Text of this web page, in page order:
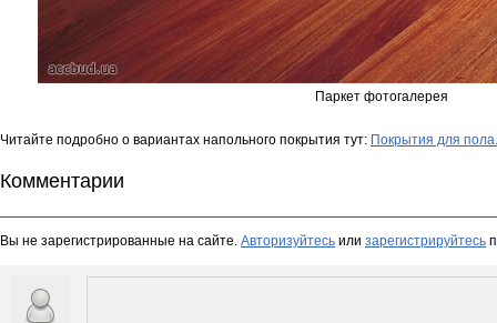
Паркет фотогалерея
Читайте подробно о вариантах напольного покрытия тут: Покрытия для пола.
Комментарии
Вы не зарегистрированные на сайте. Авторизуйтесь или зарегистрируйтесь